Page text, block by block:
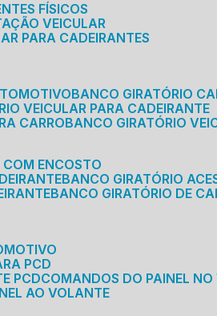
FÍSICOS
VEICULAR
PARA CADEIRANTES
BANCO GIRATÓRIO
VEICULAR PARA CADEIRANTE
CARRO
BANCO GIRATÓRIO
COM ENCOSTO
BANCO GIRATÓRIO
BANCO GIRATÓRIO DE
PCD
PCD
COMANDOS DO PAINEL
AO VOLANTE